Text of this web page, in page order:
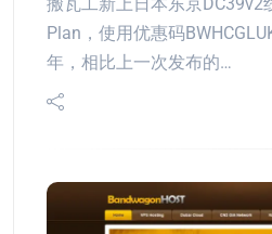
Plan，使用优惠码
年，相比上一次发布的…